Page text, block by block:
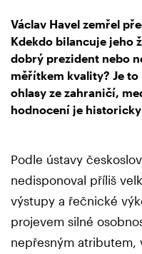
Václav Havel zemřel
Kdekdo bilancuje jeho
dobrý prezident nebo
měřítkem kvality? Je
ohlasy ze zahraničí,
hodnocení je
Podle ústavy
nedisponoval příliš
výstupy a řečnické
projevem silné
nepřesným atributem,